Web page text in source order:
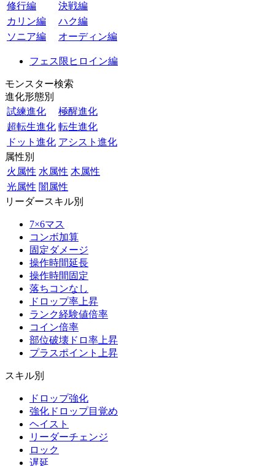
修行編
決戦編
カリン編
ハク編
ソニア編
オーディン編
フェス限ヒロイン編
モンスター検索
進化形態別
試練進化
極醒進化
超転生進化 転生進化
ドット進化 アシスト進化
属性別
火属性 水属性 木属性
光属性 闇属性
リーダースキル別
7×6マス
コンボ加算
固定ダメージ
操作時間延長
操作時間固定
落ちコンなし
ドロップ率上昇
ランク経験値倍率
コイン倍率
部位破壊ドロ率上昇
プラスポイント上昇
スキル別
ドロップ強化
強化ドロップ目覚め
ヘイスト
リーダーチェンジ
ロック
遅延